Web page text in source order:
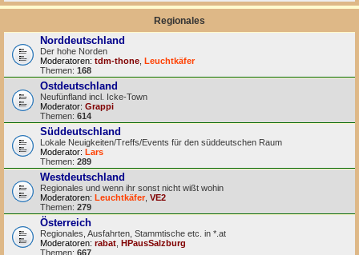
Regionales
Norddeutschland
Der hohe Norden
Moderatoren: tdm-thone Leuchtkäfer
Themen: 168
Ostdeutschland
Neufünfland incl. Icke-Town
Moderator: Grappi
Themen: 614
Süddeutschland
Lokale Neuigkeiten/Treffs/Events für den süddeutschen Raum
Moderator: Lars
Themen: 289
Westdeutschland
Regionales und wenn ihr sonst nicht wißt wohin
Moderatoren: Leuchtkäfer VE2
Themen: 279
Österreich
Regionales, Ausfahrten, Stammtische etc. in *.at
Moderatoren: rabat HPausSalzburg
Themen: 667